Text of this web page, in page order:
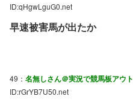
ID:qHgwLguG0.net
早速被害馬が出たか
49： 名無しさん＠実況で競馬板アウト
ID:rGrYB7U50.net